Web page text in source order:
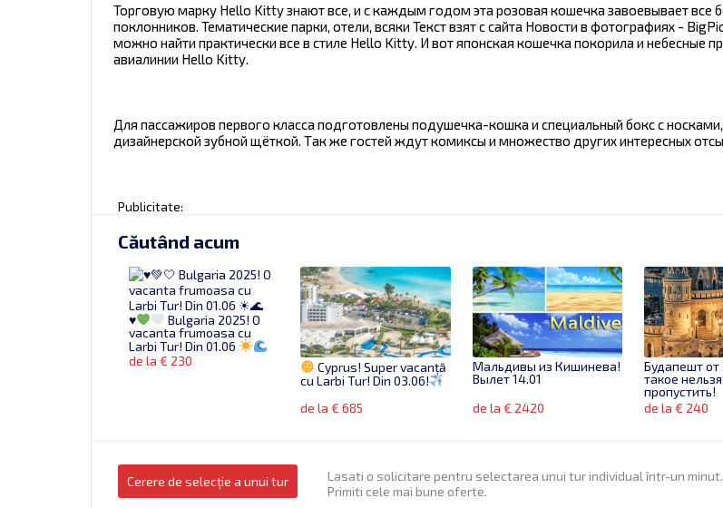
Торговую марку Hello Kitty знают все, и с каждым годом эта розовая кошечка завоевывает все
поклонников. Тематические парки, отели, всяки Текст взят с сайта Новости в фотографиях -
можно найти практически все в стиле Hello Kitty. И вот японская кошечка покорила и небесные
авиалинии Hello Kitty.
Для пассажиров первого класса подготовлены подушечка-кошка и специальный бокс с
дизайнерской зубной щёткой. Так же гостей ждут комиксы и множество других интересных
Publicitate:
Căutând acum
♥
Bulgaria 2025! O
vacanta frumoasa cu
Larbi Tur! Din 01.06
de la € 230
Cyprus! Super vacanță
cu Larbi Tur! Din 03.06!
de la € 685
Мальдивы из Кишинева!
Вылет 14.01
de la € 2420
Будапешт от
такое нельзя
пропустить!
de la € 240
Cerere de selecție a unui tur
Lasati o solicitare pentru selectarea unui tur individual într-un minut.
Primiti cele mai bune oferte.